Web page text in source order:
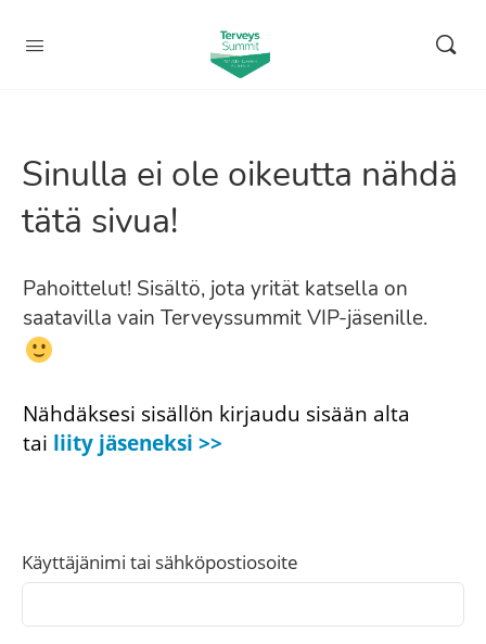
Sinulla ei ole oikeutta nähdä
tätä sivua!
Pahoittelut! Sisältö, jota yrität katsella on
saatavilla vain Terveyssummit VIP-jäsenille.
Nähdäksesi sisällön kirjaudu sisään alta
tai liity jäseneksi >>
Käyttäjänimi tai sähköpostiosoite